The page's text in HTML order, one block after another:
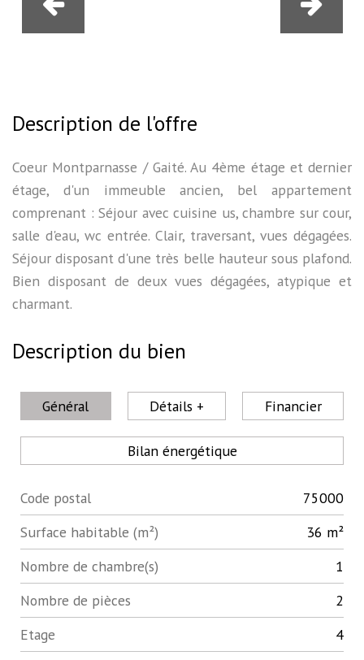
Description de l'offre
Coeur Montparnasse / Gaité. Au 4ème étage et dernier
étage, d'un immeuble ancien, bel appartement
comprenant : Séjour avec cuisine us, chambre sur cour,
salle d'eau, wc entrée. Clair, traversant, vues dégagées.
Séjour disposant d'une très belle hauteur sous plafond.
Bien disposant de deux vues dégagées, atypique et
charmant.
Description du bien
Général Détails + Financier
Bilan énergétique
Label
Code postal
75000
Surface habitable (m²)
36 m²
Nombre de chambre(s)
1
Nombre de pièces
2
Etage
4